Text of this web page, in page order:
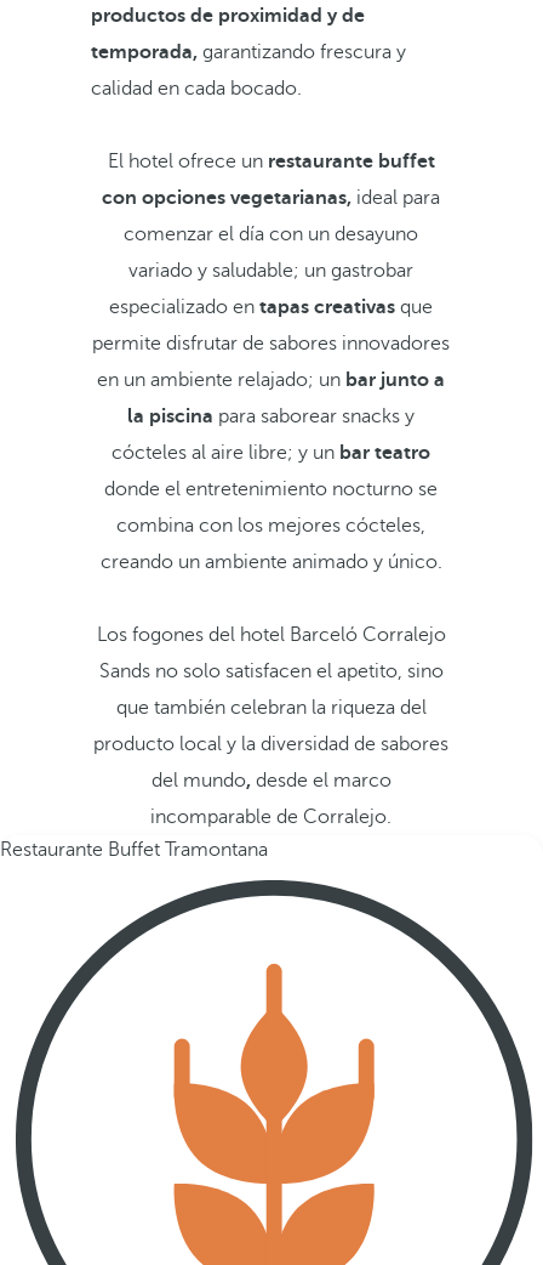
productos de proximidad y de
temporada,garantizando frescura y
calidad en cada bocado.
El hotel ofrece un restaurante buffet
con opciones vegetarianas, ideal para
comenzar el día con un desayuno
variado y saludable; un gastrobar
especializado en tapas creativasque
permite disfrutar de sabores innovadores
en un ambiente relajado; un bar junto a
la piscina para saborear snacks y
cócteles al aire libre; y un bar teatro
donde el entretenimiento nocturno se
combina con los mejores cócteles,
creando un ambiente animado y único.
Los fogones del hotel Barceló Corralejo
Sands no solo satisfacen el apetito, sino
que también celebran la riqueza del
producto local y la diversidad de sabores
del mundo,desde el marco
incomparable de Corralejo.
Restaurante Buffet Tramontana